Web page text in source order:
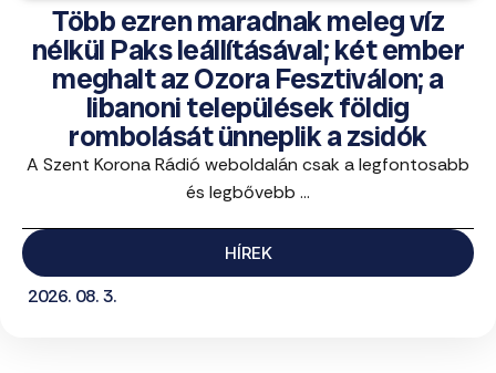
Több ezren maradnak meleg víz
nélkül Paks leállításával; két ember
meghalt az Ozora Fesztiválon; a
libanoni települések földig
rombolását ünneplik a zsidók
A Szent Korona Rádió weboldalán csak a legfontosabb
és legbővebb ...
HÍREK
2026. 08. 3.